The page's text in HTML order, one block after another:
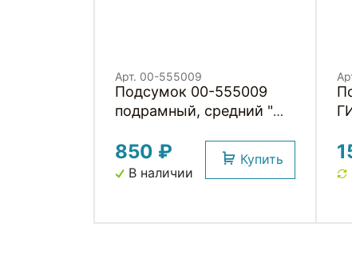
Арт. 00-555009
Подсумок 00-555009
подрамный, средний "M"
3 липучки, водоотталк.,
молния влагозащит, с
HORST
850 ₽
В наличии
Купить